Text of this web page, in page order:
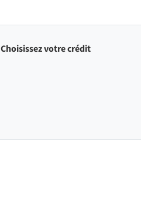
Choisissez votre crédit